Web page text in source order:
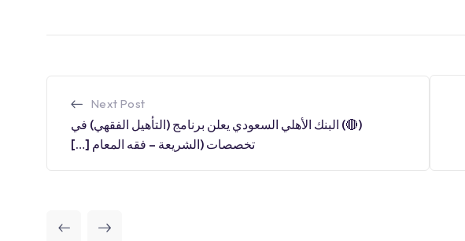
Next Post
(🔴) البنك الأهلي السعودي يعلن برنامج (التأهيل الفقهي) في
تخصصات (الشريعة – فقه المعام […]